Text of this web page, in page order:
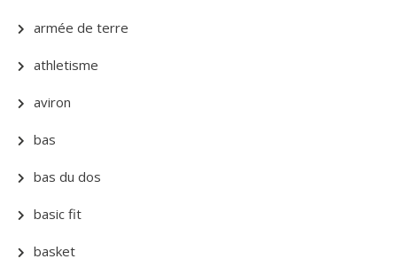
armée de terre
athletisme
aviron
bas
bas du dos
basic fit
basket